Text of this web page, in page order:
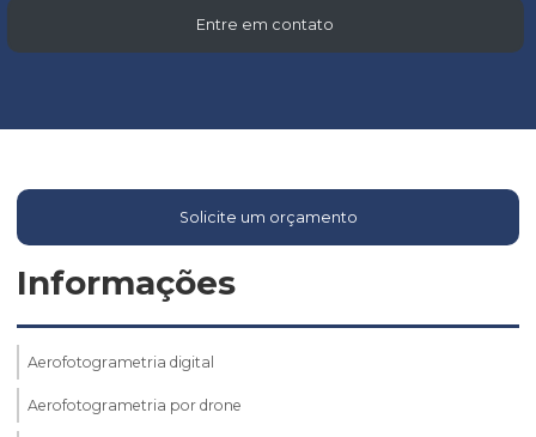
Entre em contato
Solicite um orçamento
Informações
Aerofotogrametria digital
Aerofotogrametria por drone